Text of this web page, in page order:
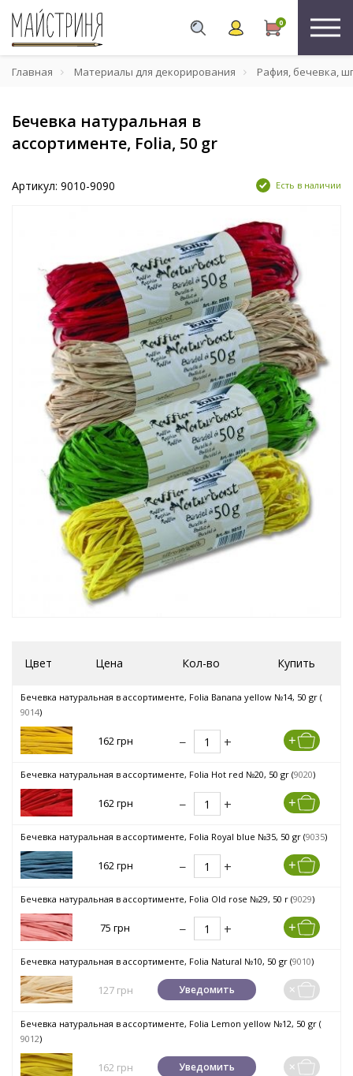
0
Главная Материалы для декорирования Рафия, бечевка,
Бечевка натуральная в
ассортименте, Folia, 50 gr
Артикул: 9010-9090 Есть в наличии
Цвет Цена Кол-во Купить
Бечевка натуральная в ассортименте, Folia Banana yellow №14, 50 gr (
9014)
162 грн
Бечевка натуральная в ассортименте, Folia Hot red №20, 50 gr (9020)
162 грн
Бечевка натуральная в ассортименте, Folia Royal blue №35, 50 gr (9035)
162 грн
Бечевка натуральная в ассортименте, Folia Old rose №29, 50 r (9029)
75 грн
Бечевка натуральная в ассортименте, Folia Natural №10, 50 gr (9010)
127 грн Уведомить
Бечевка натуральная в ассортименте, Folia Lemon yellow №12, 50 gr (
9012)
162 грн Уведомить